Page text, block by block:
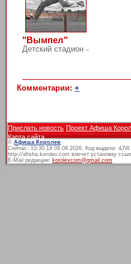
"Вымпел"
Детский стадион »
Комментарии:+
Прислать новость Проект Афиша
Карта сайта
© Афиша Королев
Сейчас: 10:30:18 09.08.2026. Код выдачи:
http://afisha.korolev.com влечет установку
E-Mail редакции: korolevcom@gmail.com